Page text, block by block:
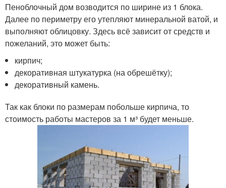
Пеноблочный дом возводится по ширине из 1 блока.
Далее по периметру его утепляют минеральной ватой, и
выполняют облицовку. Здесь всё зависит от средств и
пожеланий, это может быть:
кирпич;
декоративная штукатурка (на обрешётку);
декоративный камень.
Так как блоки по размерам побольше кирпича, то
стоимость работы мастеров за 1 м³ будет меньше.